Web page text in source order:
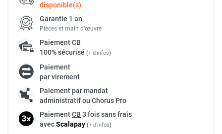
disponible(s)
Garantie 1 an
Pièces et main d’œuvre
PaiementCB
100% sécurisé (+ d'infos)
Paiement
par virement
Paiement par mandat
administratif ou Chorus Pro
PaiementCB 3 fois sans frais
avecScalapay (+ d'infos)